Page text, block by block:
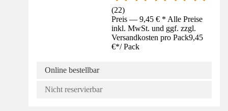
(22)
Preis — 9,45 € * Alle Preise
inkl. MwSt. und ggf. zzgl.
Versandkosten pro Pack9,45
€*/ Pack
Online bestellbar
Nicht reservierbar